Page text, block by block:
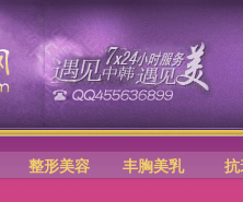
整形美容 丰胸美乳 抗